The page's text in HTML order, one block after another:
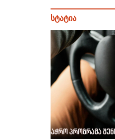
სტატია